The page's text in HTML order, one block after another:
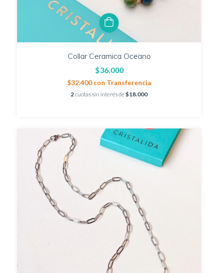
Collar Ceramica Oceano
$36.000
$32.400con Transferencia
2cuotas sin interés de$18.000